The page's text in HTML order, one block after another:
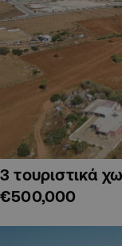
3 τουριστικά
€500,000